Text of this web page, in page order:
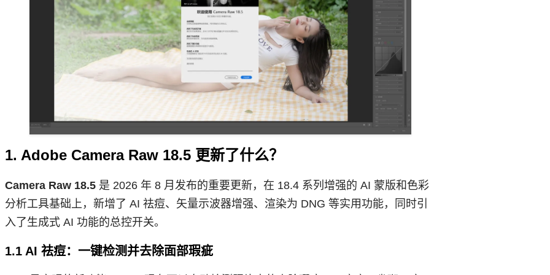
1. Adobe Camera Raw 18.5 更新了什么？
Camera Raw 18.5 是 2026 年 8 月发布的重要更新，在 18.4 系列增强的 AI 蒙版和色彩
分析工具基础上，新增了 AI 祛痘、矢量示波器增强、渲染为 DNG 等实用功能，同时引
入了生成式 AI 功能的总控开关。
1.1 AI 祛痘：一键检测并去除面部瑕疵